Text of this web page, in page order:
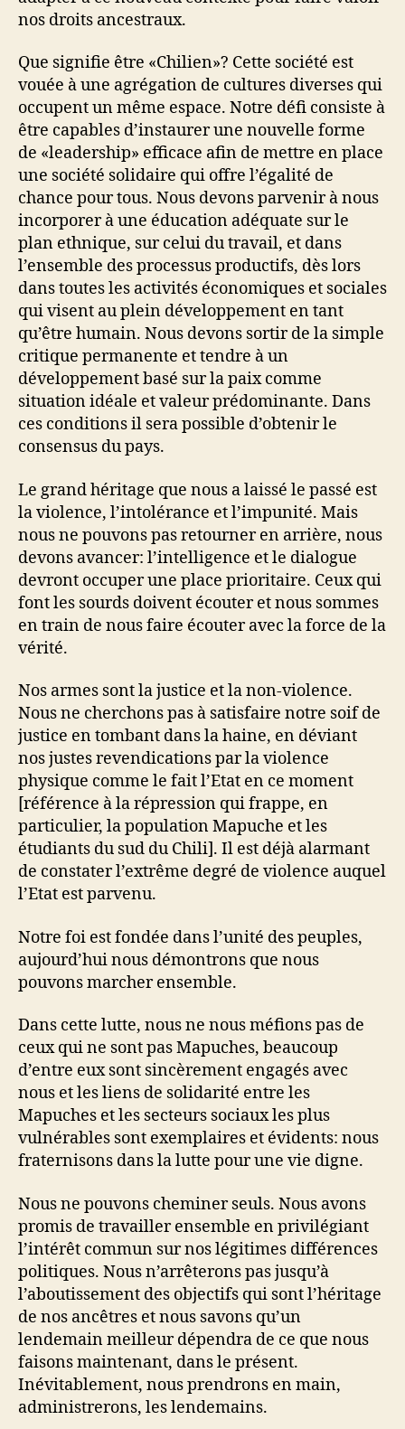
nos droits ancestraux.
Que signifie être «Chilien»? Cette société est
vouée à une agrégation de cultures diverses qui
occupent un même espace. Notre défi consiste à
être capables d’instaurer une nouvelle forme
de «leadership» efficace afin de mettre en place
une société solidaire qui offre l’égalité de
chance pour tous. Nous devons parvenir à nous
incorporer à une éducation adéquate sur le
plan ethnique, sur celui du travail, et dans
l’ensemble des processus productifs, dès lors
dans toutes les activités économiques et sociales
qui visent au plein développement en tant
qu’être humain. Nous devons sortir de la simple
critique permanente et tendre à un
développement basé sur la paix comme
situation idéale et valeur prédominante. Dans
ces conditions il sera possible d’obtenir le
consensus du pays.
Le grand héritage que nous a laissé le passé est
la violence, l’intolérance et l’impunité. Mais
nous ne pouvons pas retourner en arrière, nous
devons avancer: l’intelligence et le dialogue
devront occuper une place prioritaire. Ceux qui
font les sourds doivent écouter et nous sommes
en train de nous faire écouter avec la force de la
vérité.
Nos armes sont la justice et la non-violence.
Nous ne cherchons pas à satisfaire notre soif de
justice en tombant dans la haine, en déviant
nos justes revendications par la violence
physique comme le fait l’Etat en ce moment
[référence à la répression qui frappe, en
particulier, la population Mapuche et les
étudiants du sud du Chili]. Il est déjà alarmant
de constater l’extrême degré de violence auquel
l’Etat est parvenu.
Notre foi est fondée dans l’unité des peuples,
aujourd’hui nous démontrons que nous
pouvons marcher ensemble.
Dans cette lutte, nous ne nous méfions pas de
ceux qui ne sont pas Mapuches, beaucoup
d’entre eux sont sincèrement engagés avec
nous et les liens de solidarité entre les
Mapuches et les secteurs sociaux les plus
vulnérables sont exemplaires et évidents: nous
fraternisons dans la lutte pour une vie digne.
Nous ne pouvons cheminer seuls. Nous avons
promis de travailler ensemble en privilégiant
l’intérêt commun sur nos légitimes différences
politiques. Nous n’arrêterons pas jusqu’à
l’aboutissement des objectifs qui sont l’héritage
de nos ancêtres et nous savons qu’un
lendemain meilleur dépendra de ce que nous
faisons maintenant, dans le présent.
Inévitablement, nous prendrons en main,
administrerons, les lendemains.